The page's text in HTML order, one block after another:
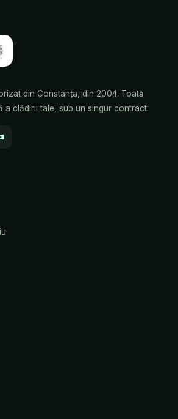
din Constanța, din 2004. Toată
a clădirii tale, sub un singur contract.